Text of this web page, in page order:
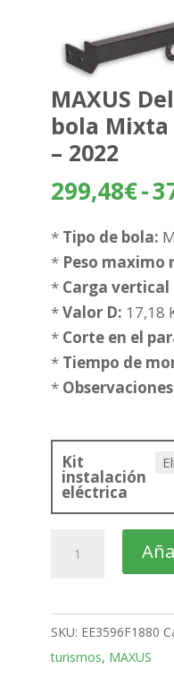
MAXUS
bola Mixta
– 2022
299,48€-
* Tipo de bola:
* Peso maximo
* Carga vertical
*Valor D: 17,18
* Corte en el
* Tiempo de
*
Kit
instalación
eléctrica
Deliver
Furgon
bola
Mixta
SKU: EE3596F1880
turismos, MAXUS